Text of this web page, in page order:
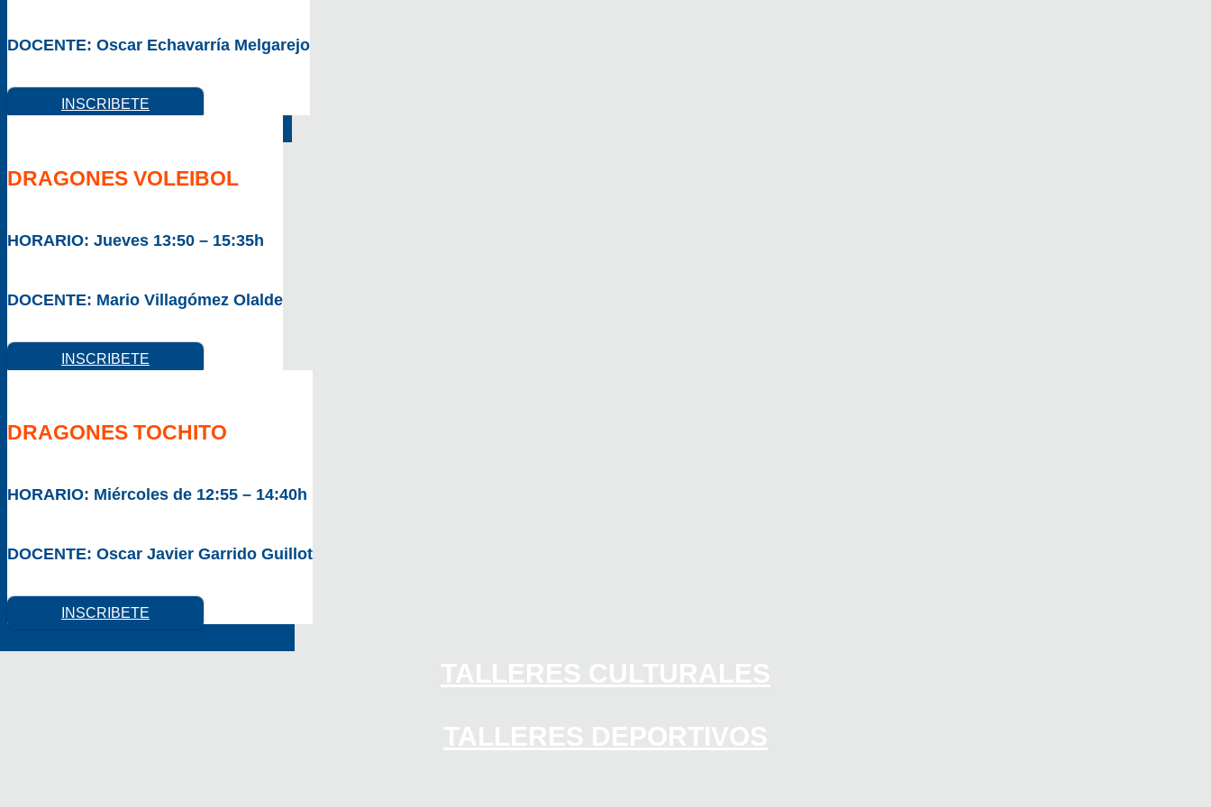
DOCENTE: Oscar Echavarría Melgarejo
INSCRIBETE
DRAGONES VOLEIBOL
HORARIO: Jueves 13:50 – 15:35h
DOCENTE: Mario Villagómez Olalde
INSCRIBETE
DRAGONES TOCHITO
HORARIO: Miércoles de 12:55 – 14:40h
DOCENTE: Oscar Javier Garrido Guillot
INSCRIBETE
TALLERES CULTURALES
TALLERES DEPORTIVOS